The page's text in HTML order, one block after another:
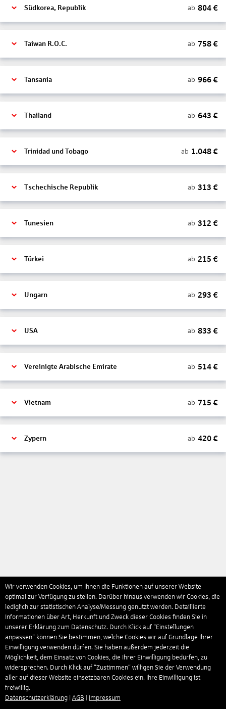
Südkorea, Republik ab 804€
Taiwan R.O.C. ab 758€
Tansania ab 966€
Thailand ab 643 €
Trinidad und Tobago ab 1.048€
Tschechische Republik ab 313 €
Tunesien ab 312 €
Türkei ab 215 €
Ungarn ab 293 €
USA ab 833 €
Vereinigte Arabische Emirate ab 514€
Vietnam ab 715 €
Zypern ab 420€
Wir verwenden Cookies, um Ihnen die Funktionen auf unserer Website
optimal zur Verfügung zu stellen. Darüber hinaus verwenden wir Cookies, die
lediglich zur statistischen Analyse/Messung genutzt werden. Detaillierte
Informationen über Art, Herkunft und Zweck dieser Cookies finden Sie in
unserer Erklärung zum Datenschutz. Durch Klick auf "Einstellungen
anpassen" können Sie bestimmen, welche Cookies wir auf Grundlage Ihrer
Einwilligung verwenden dürfen. Sie haben außerdem jederzeit die
Möglichkeit, dem Einsatz von Cookies, die Ihrer Einwilligung bedürfen, zu
widersprechen. Durch Klick auf “Zustimmen“ willigen Sie der Verwendung
aller auf dieser Website einsetzbaren Cookies ein. Ihre Einwilligung ist
freiwillig.
Datenschutzerklärung
AGB Impressum